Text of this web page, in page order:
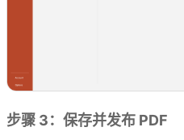
步骤 3：保存并发布 PDF